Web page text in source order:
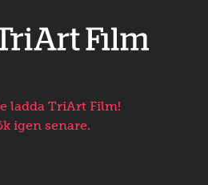
ladda TriArt Film!
igen senare.